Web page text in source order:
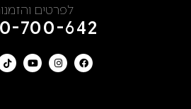
לפרטים
700-642